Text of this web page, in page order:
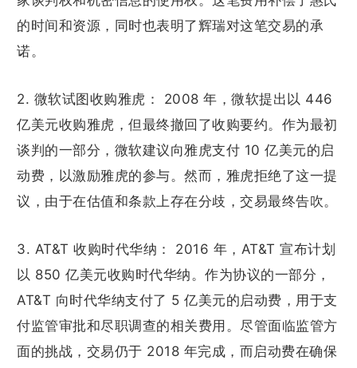
的时间和资源，同时也表明了辉瑞对这笔交易的承
诺。
2. 微软试图收购雅虎： 2008 年，微软提出以 446
亿美元收购雅虎，但最终撤回了收购要约。作为最初
谈判的一部分，微软建议向雅虎支付 10 亿美元的启
动费，以激励雅虎的参与。然而，雅虎拒绝了这一提
议，由于在估值和条款上存在分歧，交易最终告吹。
3. AT&T 收购时代华纳： 2016 年，AT&T 宣布计划
以 850 亿美元收购时代华纳。作为协议的一部分，
AT&T 向时代华纳支付了 5 亿美元的启动费，用于支
付监管审批和尽职调查的相关费用。尽管面临监管方
面的挑战，交易仍于 2018 年完成，而启动费在确保